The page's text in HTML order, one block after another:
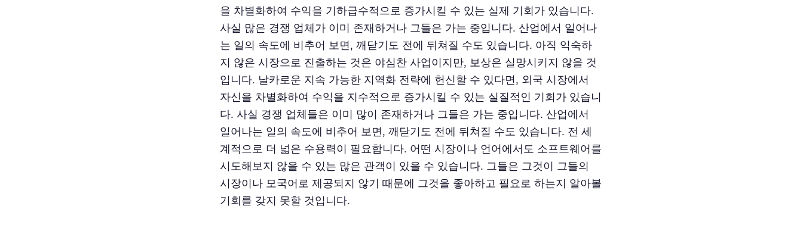
을 차별화하여 수익을 기하급수적으로 증가시킬 수 있는 실제 기회가 있습니다.
사실 많은 경쟁 업체가 이미 존재하거나 그들은 가는 중입니다. 산업에서 일어나
는 일의 속도에 비추어 보면, 깨닫기도 전에 뒤쳐질 수도 있습니다. 아직 익숙하
지 않은 시장으로 진출하는 것은 야심찬 사업이지만, 보상은 실망시키지 않을 것
입니다. 날카로운 지속 가능한 지역화 전략에 헌신할 수 있다면, 외국 시장에서
자신을 차별화하여 수익을 지수적으로 증가시킬 수 있는 실질적인 기회가 있습니
다. 사실 경쟁 업체들은 이미 많이 존재하거나 그들은 가는 중입니다. 산업에서
일어나는 일의 속도에 비추어 보면, 깨닫기도 전에 뒤쳐질 수도 있습니다. 전 세
계적으로 더 넓은 수용력이 필요합니다. 어떤 시장이나 언어에서도 소프트웨어를
시도해보지 않을 수 있는 많은 관객이 있을 수 있습니다. 그들은 그것이 그들의
시장이나 모국어로 제공되지 않기 때문에 그것을 좋아하고 필요로 하는지 알아볼
기회를 갖지 못할 것입니다.